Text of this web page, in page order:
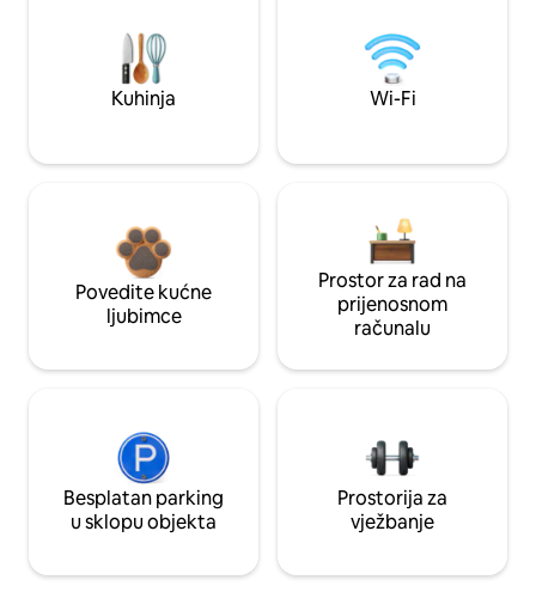
Kuhinja Wi-Fi
Povedite kućne
ljubimce
Prostor za rad na
prijenosnom
računalu
Besplatan parking
u sklopu objekta
Prostorija za
vježbanje